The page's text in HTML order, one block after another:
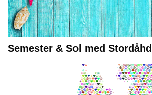
Semester & Sol med Stordåhd